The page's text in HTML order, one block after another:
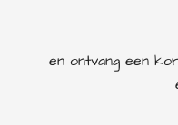
en ontvang een